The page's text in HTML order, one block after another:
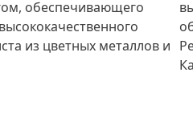
обеспечивающего
из цветных металлов и